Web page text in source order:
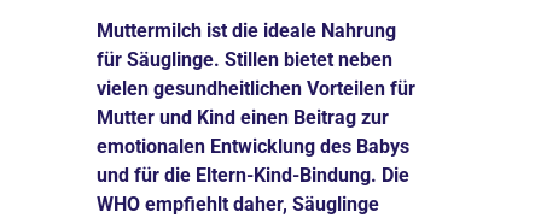
Muttermilch ist die ideale Nahrung
für Säuglinge. Stillen bietet neben
vielen gesundheitlichen Vorteilen für
Mutter und Kind einen Beitrag zur
emotionalen Entwicklung des Babys
und für die Eltern-Kind-Bindung. Die
WHO empfiehlt daher, Säuglinge